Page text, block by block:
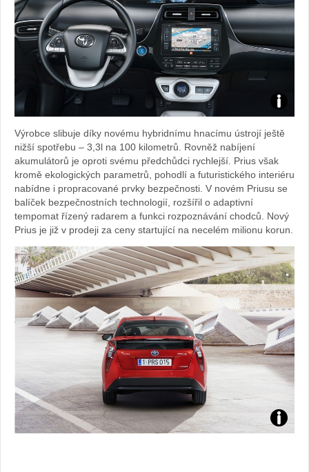
Foto:
archiv
webu
Výrobce slibuje díky novému hybridnímu hnacímu ústrojí ještě
nižší spotřebu – 3,3l na 100 kilometrů. Rovněž nabíjení
akumulátorů je oproti svému předchůdci rychlejší. Prius však
kromě ekologických parametrů, pohodlí a futuristického interiéru
nabídne i propracované prvky bezpečnosti. V novém Priusu se
balíček bezpečnostních technologií, rozšířil o adaptivní
tempomat řízený radarem a funkci rozpoznávání chodců. Nový
Prius je již v prodeji za ceny startující na necelém milionu korun.
Foto: